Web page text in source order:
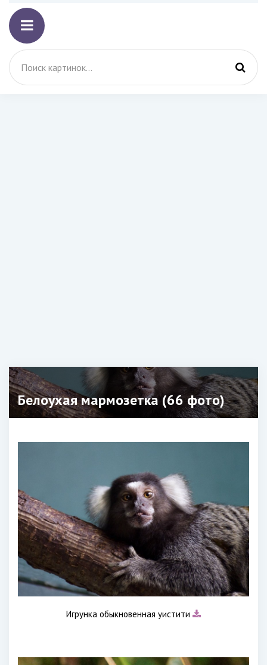
Белоухая мармозетка (66 фото)
Игрунка обыкновенная уистити